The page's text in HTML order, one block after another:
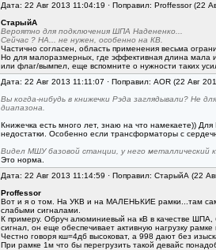
Дата: 22 Авг 2013 11:04:19 · Поправил: Proffessor (22
СтарыйА
Вероятно для подключения ШПА Надененко...
Сейчас ? НА... не нужен, особенно на КВ.
Частично согласен, область применения весьма
Но для малоразмерных, где эффективная длина мала
или флаг/вымпел, еще вспомните о нужности таких
Дата: 22 Авг 2013 11:11:07 · Поправил: AOR (22 Авг
Вы когда-нибудь в книжечки Рэда заглядывали? Не
диапазона.
Книжечка есть много лет, знаю на что намекаете))
недостатки. Особенно если трансформаторы с
Видел МШУ базовой станции, у него металлический
Это норма.
Дата: 22 Авг 2013 11:14:59 · Поправил: СтарыйА (22
Proffessor
Вот и я о том. На УКВ и на МАЛЕНЬКИЕ рамки...там сам
слабыми сигналами.
К примеру. Обруч алюминиевый на кВ в качестве
сигнал, он еще обеспечивает активную нагрузку
Честно говоря кш=4дб высоковат, а 998 дают без
При рамке 1м что бы перегрузить такой девайс